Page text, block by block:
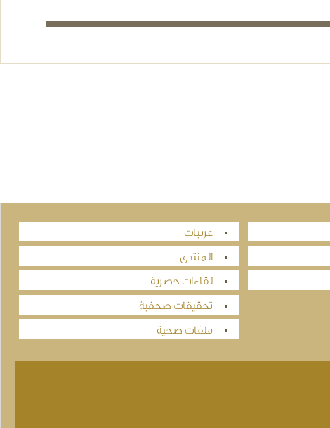
عربيات
المنتدى
لقاءات حصرية
تحقيقات صحفية
ملفات صحية